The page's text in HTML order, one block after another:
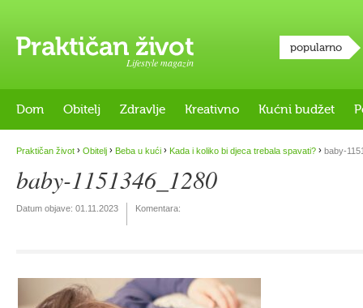
Lifestyle magazin
popularno
Dom Obitelj Zdravlje Kreativno Kućni budžet
Praktičan život › Obitelj › Beba u kući › Kada i koliko bi djeca trebala spavati? › baby-
baby-1151346_1280
Datum objave: 01.11.2023 Komentara: